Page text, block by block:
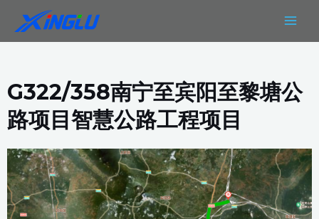
内
G322/358南宁至宾阳至黎塘公
路项目智慧公路工程项目